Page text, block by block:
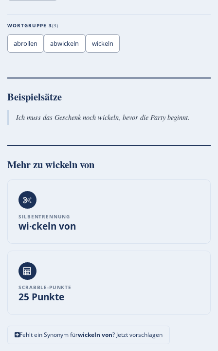
WORTGRUPPE 3 3
abrollen abwickeln wickeln
Beispielsätze
Ich muss das Geschenk noch wickeln, bevor die Party beginnt.
Mehr zuwickeln von
SILBENTRENNUNG
wi·ckeln von
SCRABBLE-PUNKTE
25 Punkte
Fehlt ein Synonym fürwickeln von? Jetzt vorschlagen